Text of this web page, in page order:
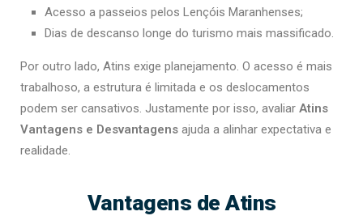
Acesso a passeios pelos Lençóis Maranhenses;
Dias de descanso longe do turismo mais massificado.
Por outro lado, Atins exige planejamento. O acesso é mais
trabalhoso, a estrutura é limitada e os deslocamentos
podem ser cansativos. Justamente por isso, avaliar Atins
Vantagens e Desvantagens ajuda a alinhar expectativa e
realidade.
Vantagens de Atins